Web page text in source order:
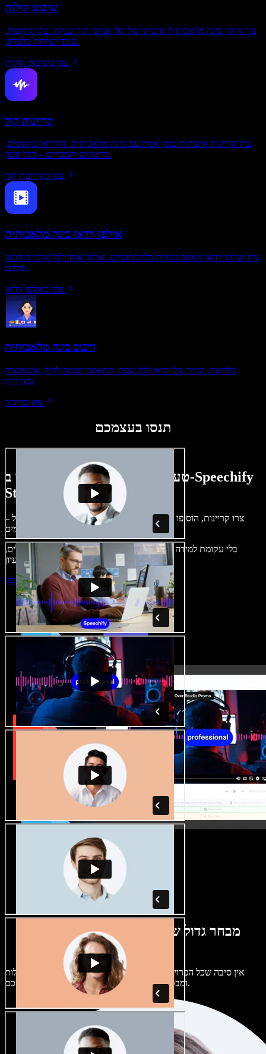
שיבוט קולות
צרו חיקוי בינה מלאכותית איכותי של קול אנושי תוך שניות. בלי התקנות.
עובד ישירות בדפדפן.
צפו בשיבוט קולות
קריינות קול
צרו קריינות איכותית בזמן אמת עם בינה מלאכותית. הקריאו טקסטים,
סרטונים והסברים – בכל סגנון.
צפו בקריינות קול
אולפן וידאו בינה מלאכותית
צרו וערכו וידאו מאפס בעזרת כלים חכמים. אולפן אחד לכל צרכי הווידאו
שלכם.
צפו באולפן וידאו
דיבוב בינה מלאכותית
בלחיצה, המירו כל וידאו לכל שפה. התאמה חכמה לקול, אינטונציה
ומהירות.
צפו בדיבוב
תנסו בעצמכם
טעימה קטנה ממה שתוכלו ליצור ב-Speechify
Studio.
צרו קריינות, הוסיפו תמונות ללא זכויות, אודיו, סרטונים ושיבוט קול –
בלי עקומת למידה – הכול זמין בדפדפן. יוצרי תוכן כבר לא מוגבלים,
התחילו ליצור באולפן
מבחר גדול של קולות נשים וגברים במגוון
מבטאים
אין סיבה שכל הפרויקטים יישמעו אותו דבר. בחרו מתוך מאות קולות
ומבטאים של בינה מלאכותית והתאימו אותם אליכם.